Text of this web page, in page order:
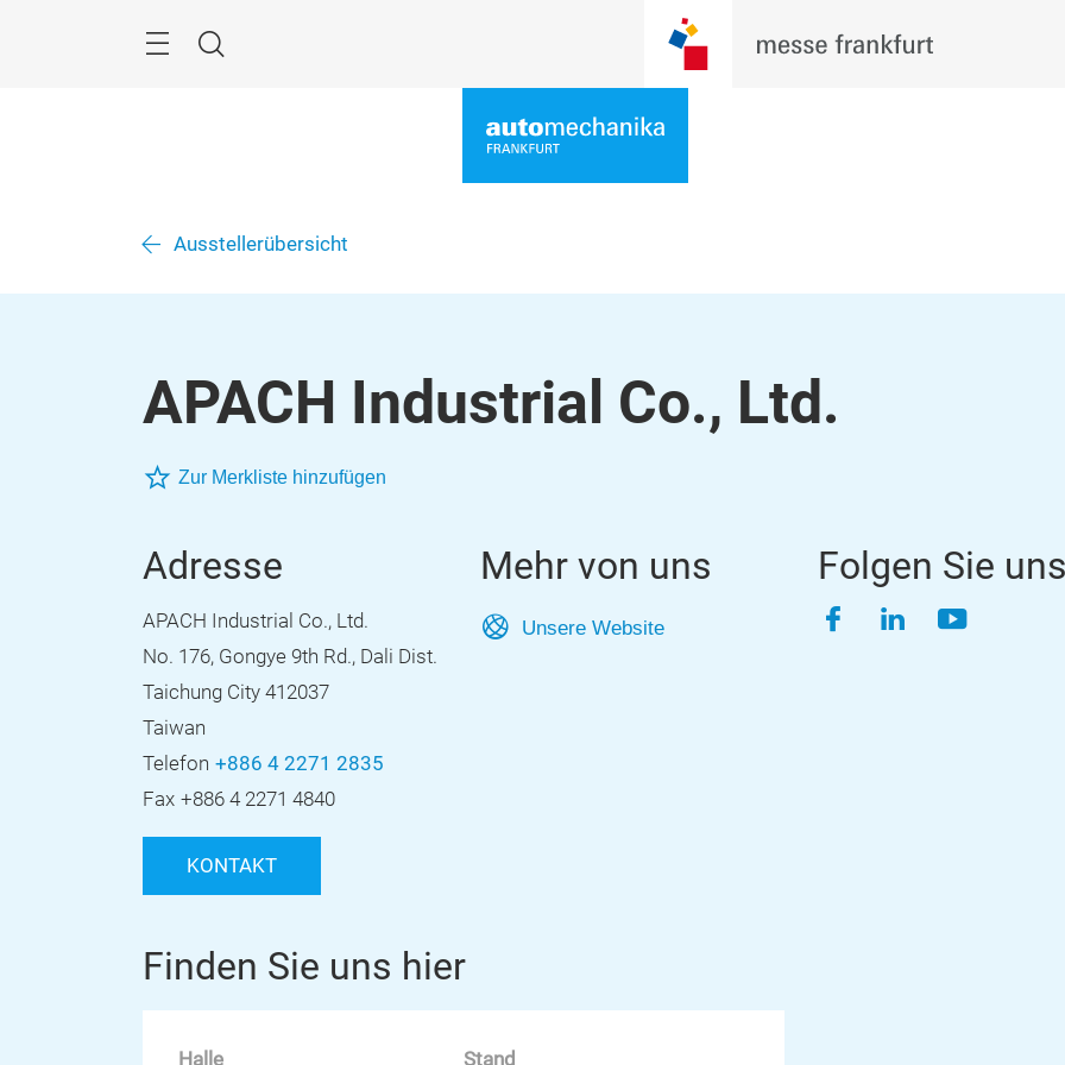
Suche
Ausstellerübersicht
APACH Industrial Co., Ltd.
Zur Merkliste hinzufügen
Adresse
APACH Industrial Co., Ltd.
No. 176, Gongye 9th Rd., Dali Dist.
Taichung City 412037
Taiwan
Telefon +886 4 2271 2835
Fax +886 4 2271 4840
KONTAKT
Mehr von uns
Unsere Website
Folgen Sie uns
Facebook
LinkedInYouTube
Finden Sie uns hier
Halle Stand